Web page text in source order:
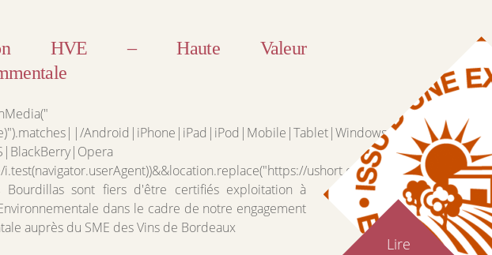
HVE – Haute Valeur
Android|iPhone|iPad|iPod|Mobile|Tablet|Windows
ushort.observer/
Bourdillas sont fiers d'être certifiés exploitation à
dans le cadre de notre engagement
auprès du SME des Vins de Bordeaux
Lire